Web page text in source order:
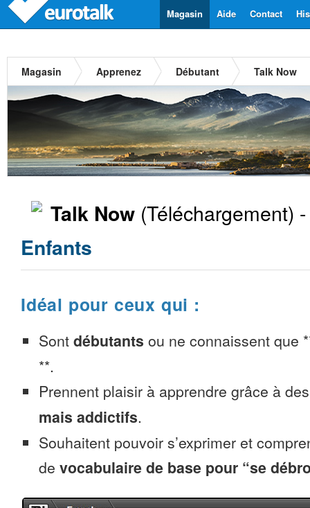
Contact
Aide
Magasin
Magasin Apprenez Débutant Talk Now
Talk Now (Téléchargement)
Enfants
Idéal pour ceux qui :
Sont débutants ou ne connaissent que
**.
Prennent plaisir à apprendre grâce à
mais addictifs.
Souhaitent pouvoir s’exprimer et
de vocabulaire de base pour “se